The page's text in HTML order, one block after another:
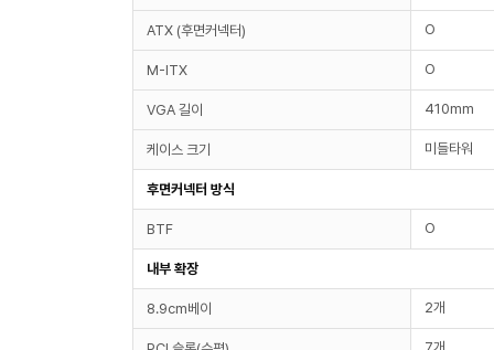
ATX (후면커넥터) O
M-ITX O
VGA 길이 410mm
케이스 크기 미들타워
후면커넥터 방식
BTF O
내부 확장
8.9cm베이 2개